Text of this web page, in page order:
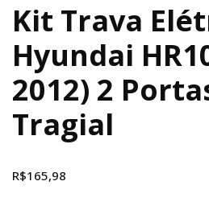
Kit Trava
Hyundai
2012) 2
Tragial
R$165,98